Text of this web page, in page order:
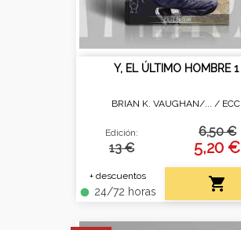
Y, EL ÚLTIMO HOMBRE 1
BRIAN K. VAUGHAN/... / ECC
Edición:
13 €
+ descuentos
fiber_manual_record 24/72 horas
6,50 €
5,20 €
